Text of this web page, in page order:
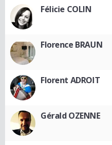
Félicie COLIN
Florence BRAUN
Florent ADROIT
Gérald OZENNE